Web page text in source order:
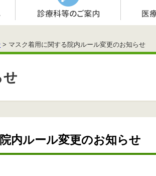
> マスク着用に関する院内ルール変更のお知らせ
せ
内ルール変更のお知らせ